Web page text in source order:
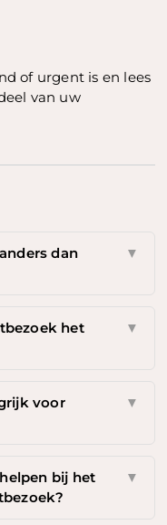
of urgent is en lees
van uw
dan
▼
het
▼
voor
▼
bij het
▼